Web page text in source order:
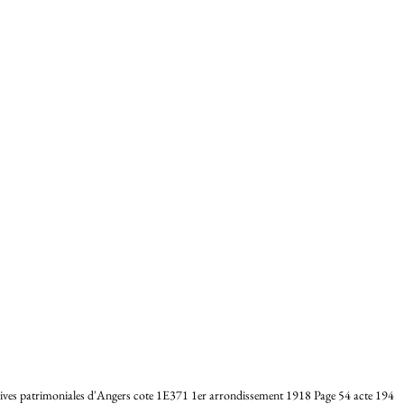
patrimoniales d'Angers cote 1E371 1er arrondissement 1918 Page 54 acte 194